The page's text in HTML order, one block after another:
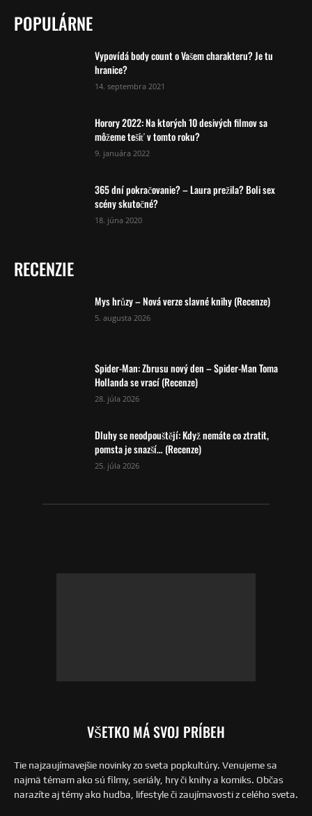
POPULÁRNE
Vypovídá body count o Vašem charakteru? Je tu
hranice?
14. septembra 2021
Horory 2022: Na ktorých 10 desivých filmov sa
môžeme tešiť v tomto roku?
9. januára 2022
365 dní pokračovanie? – Laura prežila? Boli sex
scény skutočné?
18. júna 2020
RECENZIE
Mys hrůzy – Nová verze slavné knihy (Recenze)
5. augusta 2026
Spider-Man: Zbrusu nový den – Spider-Man Toma
Hollanda se vrací (Recenze)
28. júla 2026
Dluhy se neodpouštějí: Když nemáte co ztratit,
pomsta je snazší… (Recenze)
25. júla 2026
VŠETKO MÁ SVOJ PRÍBEH
Tie najzaujímavejšie novinky zo sveta popkultúry. Venujeme sa
najmä témam ako sú filmy, seriály, hry či knihy a komiks. Občas
narazíte aj témy ako hudba, lifestyle či zaujímavosti z celého sveta.